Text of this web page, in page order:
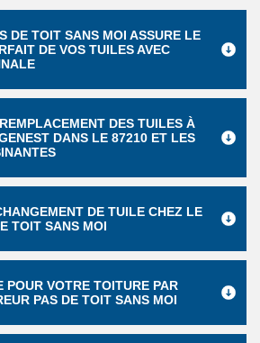
DE TOIT SANS MOI ASSURE LE
DE VOS TUILES AVEC
DES TUILES À
DANS LE 87210 ET LES
DE TUILE CHEZ LE
TOIT SANS MOI
POUR VOTRE TOITURE PAR
PAS DE TOIT SANS MOI